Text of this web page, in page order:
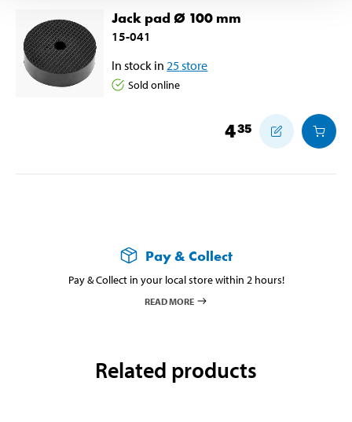
Jack pad Ø 100 mm
15-041
In stock in 25store
Sold online
435
Pay & Collect
Pay & Collect in your local store within 2 hours!
READ MORE
Related products